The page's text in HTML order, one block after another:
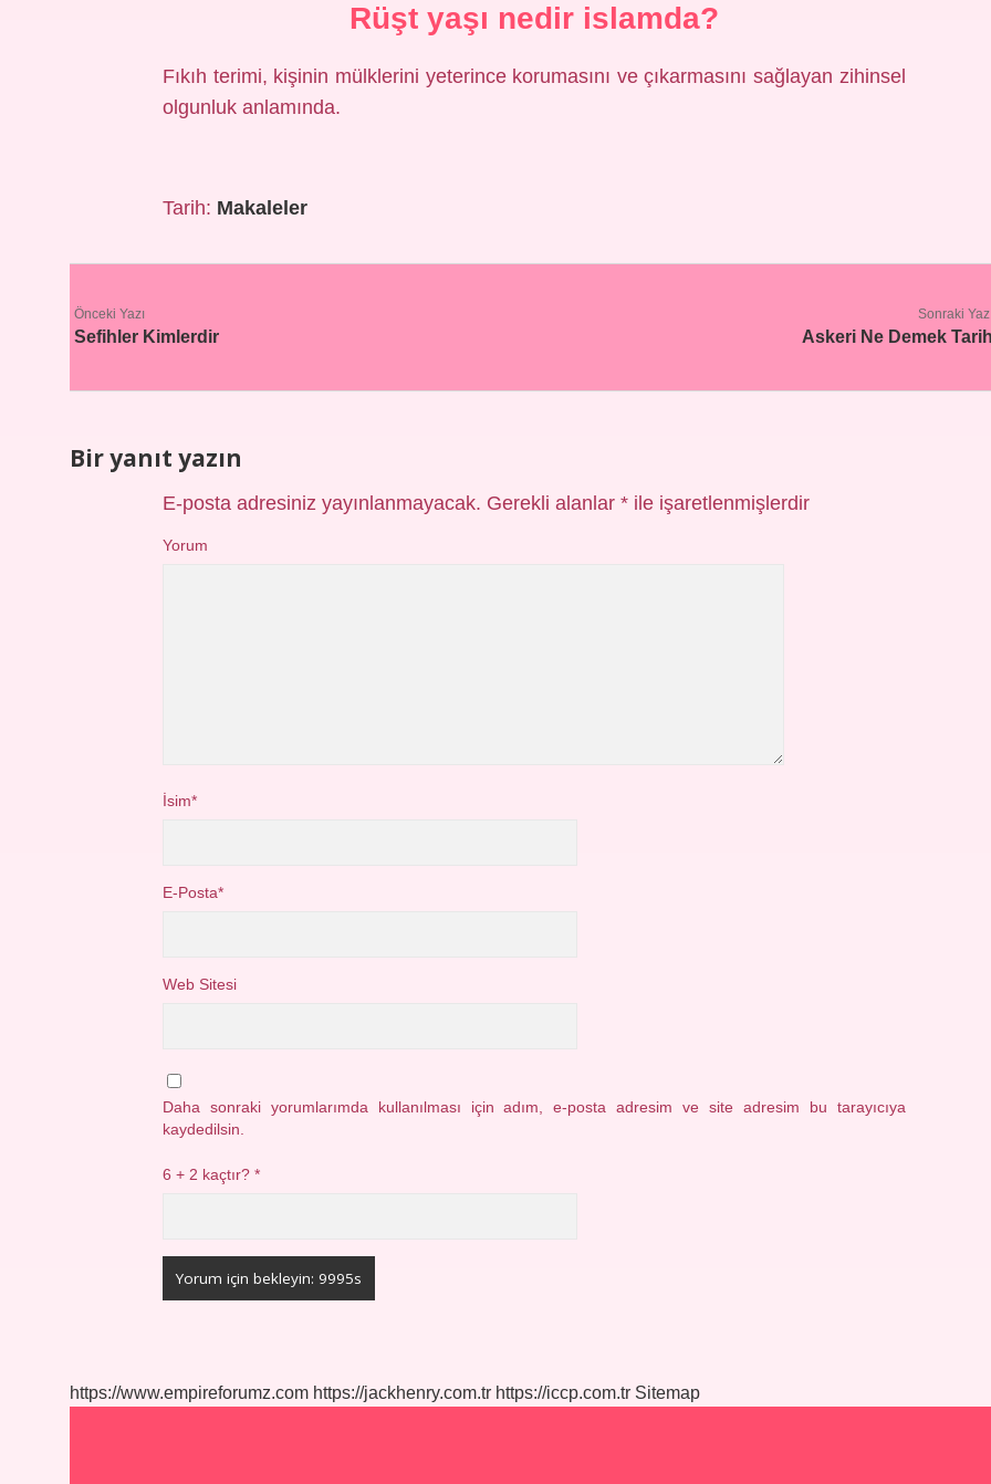
Rüşt yaşı nedir islamda?
Fıkıh terimi, kişinin mülklerini yeterince korumasını ve çıkarmasını sağlayan zihinsel
olgunluk anlamında.
Tarih: Makaleler
Önceki Yazı
Sefihler Kimlerdir
Sonraki
Askeri Ne Demek
Bir yanıt yazın
E-posta adresiniz yayınlanmayacak. Gerekli alanlar *ile işaretlenmişlerdir
Yorum
İsim*
E-Posta*
Web Sitesi
Daha sonraki yorumlarımda kullanılması için adım, e-posta adresim ve site adresim bu tarayıcıya
kaydedilsin.
6 + 2 kaçtır? *
https://www.empireforumz.com https://jackhenry.com.tr https://iccp.com.tr Sitemap